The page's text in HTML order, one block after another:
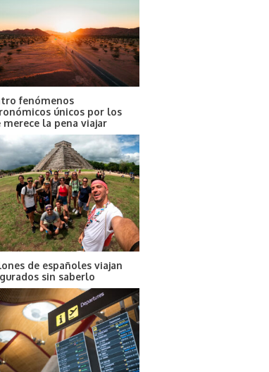
fenómenos
únicos por los
merece la pena viajar
de españoles viajan
sin saberlo